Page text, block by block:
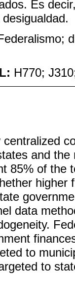
Es
H770;
centralized
and the
85% of the
higher
data
to
to